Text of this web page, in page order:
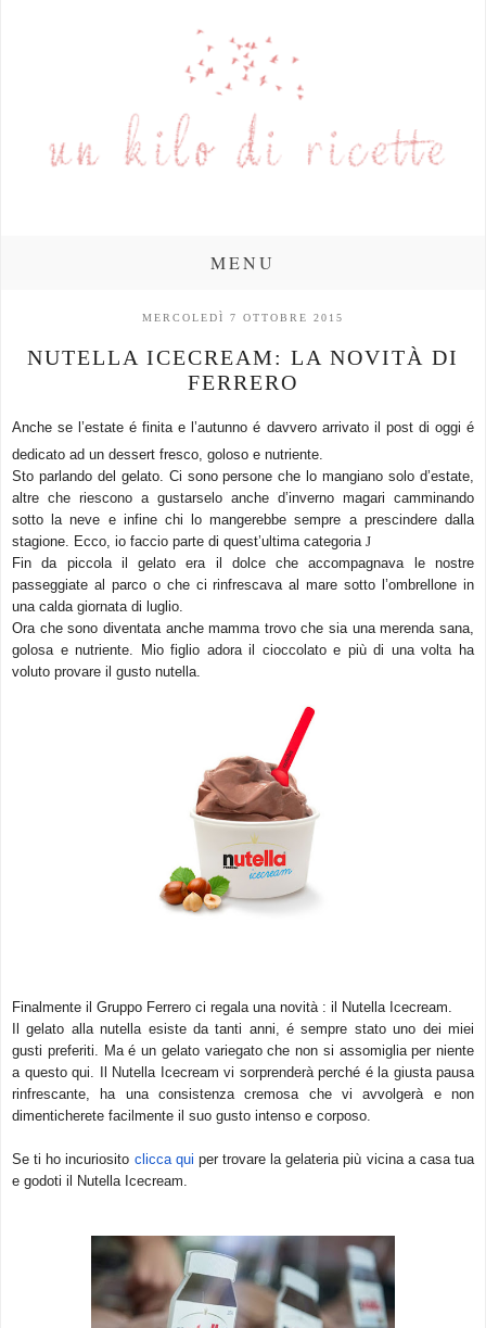
MENU
MERCOLEDÌ 7 OTTOBRE 2015
NUTELLA ICECREAM: LA NOVITÀ DI
FERRERO
Anche se l’estate é finita e l’autunno é davvero arrivato il post di oggi é
dedicato ad un dessert fresco, goloso e nutriente.
Sto parlando del gelato. Ci sono persone che lo mangiano solo d’estate,
altre che riescono a gustarselo anche d’inverno magari camminando
sotto la neve e infine chi lo mangerebbe sempre a prescindere dalla
stagione. Ecco, io faccio parte di quest’ultima categoria J
Fin da piccola il gelato era il dolce che accompagnava le nostre
passeggiate al parco o che ci rinfrescava al mare sotto l’ombrellone in
una calda giornata di luglio.
Ora che sono diventata anche mamma trovo che sia una merenda sana,
golosa e nutriente. Mio figlio adora il cioccolato e più di una volta ha
voluto provare il gusto nutella.
Finalmente il Gruppo Ferrero ci regala una novità : il Nutella Icecream.
Il gelato alla nutella esiste da tanti anni, é sempre stato uno dei miei
gusti preferiti. Ma é un gelato variegato che non si assomiglia per niente
a questo qui. Il Nutella Icecream vi sorprenderà perché é la giusta pausa
rinfrescante, ha una consistenza cremosa che vi avvolgerà e non
dimenticherete facilmente il suo gusto intenso e corposo.
Se ti ho incuriosito clicca qui per trovare la gelateria più vicina a casa tua
e godoti il Nutella Icecream.